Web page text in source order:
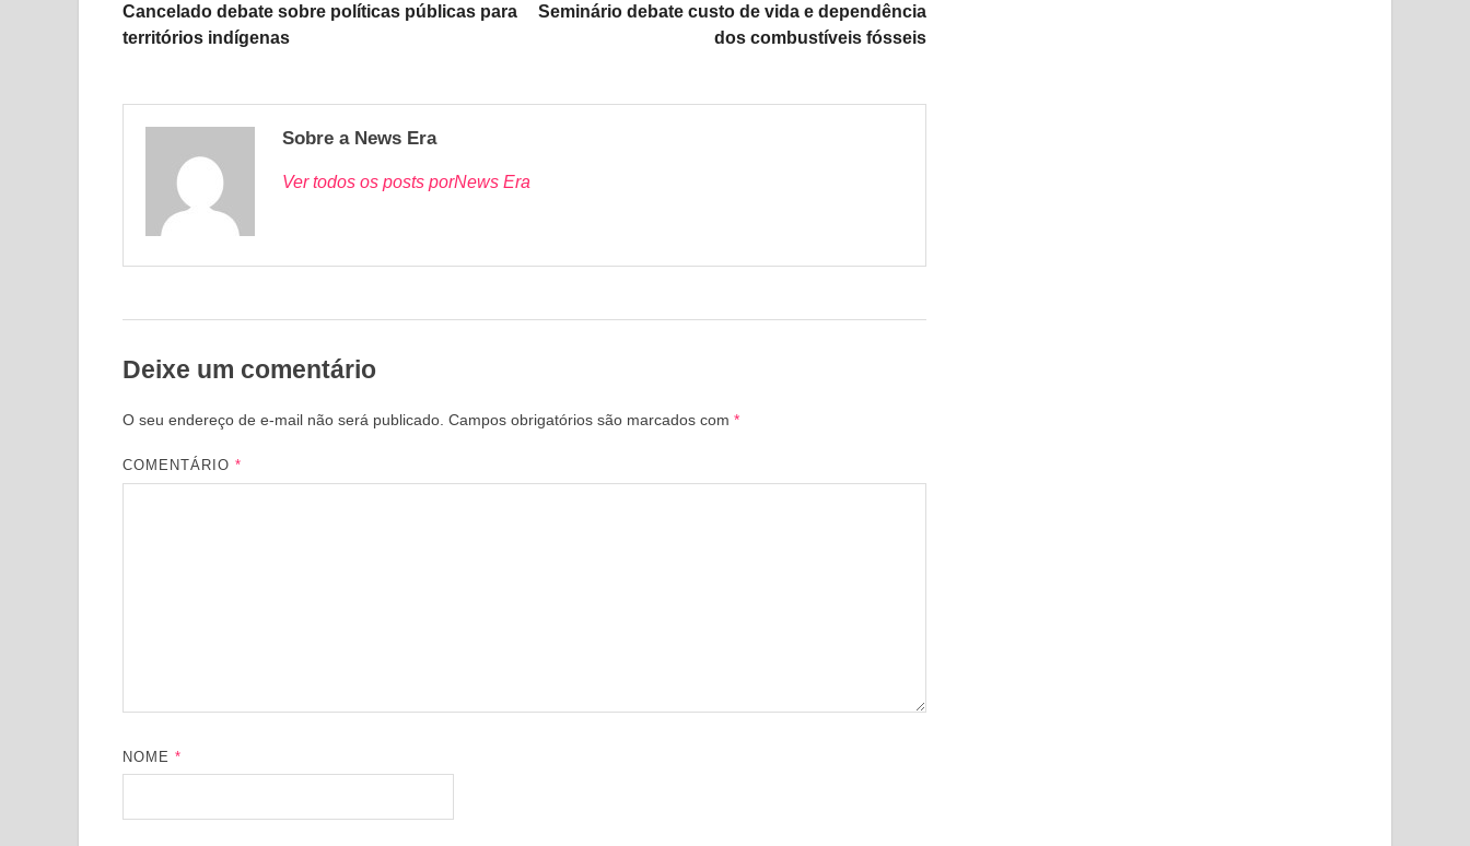
Cancelado debate sobre políticas públicas para
territórios indígenas
Seminário debate custo de vida e dependência
dos combustíveis fósseis
Sobre a News Era
Ver todos os posts porNews Era
Deixe um comentário
O seu endereço de e-mail não será publicado. Campos obrigatórios são marcados com *
COMENTÁRIO*
NOME*